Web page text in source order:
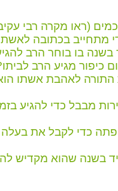
(ראו מקרה רבי
מתחייב בכתובה
בו בוחר הרב
כיפור מגיע הרב
התורה לאהבת אשתו
מבבל כדי להגיע
כדי לקבל את
בשנה שהוא מקדיש